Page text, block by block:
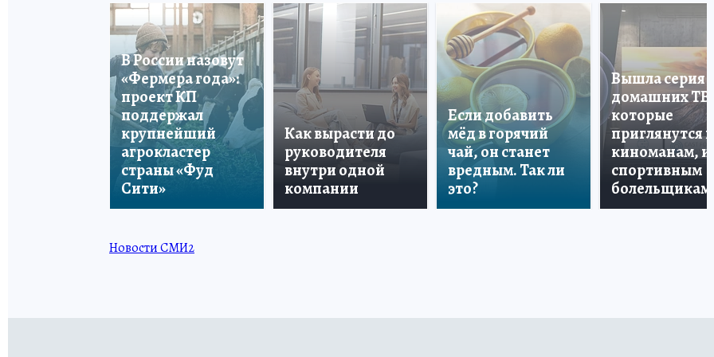
В России назовут
«Фермера года»:
проект КП
поддержал
крупнейший
агрокластер
страны «Фуд
Сити»
Как вырасти до
руководителя
внутри одной
компании
Если добавить
мёд в горячий
чай, он станет
вредным. Так ли
это?
Вышла серия
домашних ТВ,
которые
приглянутся и
киноманам, и
спортивным
болельщикам
Новости СМИ2